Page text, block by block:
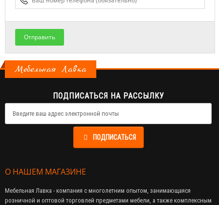
Отправить
Мебельная Лавка
ПОДПИСАТЬСЯ НА РАССЫЛКУ
ПОДПИСАТЬСЯ
О НАШЕМ МАГАЗИНЕ
Мебельная Лавка - компания с многолетним опытом, занимающаяся
розничной и оптовой торговлей предметами мебели, а также комплексным